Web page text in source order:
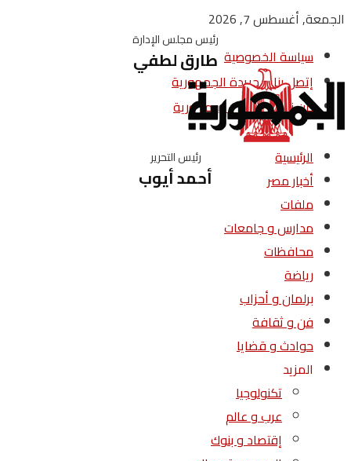
الجمعة, أغسطس 7, 2026
سياسة الخصوصية
إتصل بنا – جريدة الجمهورية
من نحن – جريدة الجمهورية
رئيس مجلس الإدارة
طارق لطفي
رئيس التحرير
أحمد أيوب
الرئيسية
أخبار مصر
ملفات
مدارس و جامعات
محافظات
رياضة
برلمان و أحزاب
فن و ثقافة
حوادث و قضايا
المزيد
تكنولوجيا
عرب و عالم
إقتصاد و بنوك